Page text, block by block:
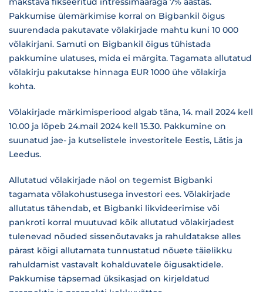
Pakkumise ülemärkimise korral on Bigbankil õigus
suurendada pakutavate võlakirjade mahtu kuni 10 000
võlakirjani. Samuti on Bigbankil õigus tühistada
pakkumine ulatuses, mida ei märgita. Tagamata allutatud
võlakirju pakutakse hinnaga EUR 1000 ühe võlakirja
kohta.
Võlakirjade märkimisperiood algab täna, 14. mail 2024 kell
10.00 ja lõpeb 24.mail 2024 kell 15.30. Pakkumine on
suunatud jae- ja kutselistele investoritele Eestis, Lätis ja
Leedus.
Allutatud võlakirjade näol on tegemist Bigbanki
tagamata võlakohustusega investori ees. Võlakirjade
allutatus tähendab, et Bigbanki likvideerimise või
pankroti korral muutuvad kõik allutatud võlakirjadest
tulenevad nõuded sissenõutavaks ja rahuldatakse alles
pärast kõigi allutamata tunnustatud nõuete täielikku
rahuldamist vastavalt kohalduvatele õigusaktidele.
Pakkumise täpsemad üksikasjad on kirjeldatud